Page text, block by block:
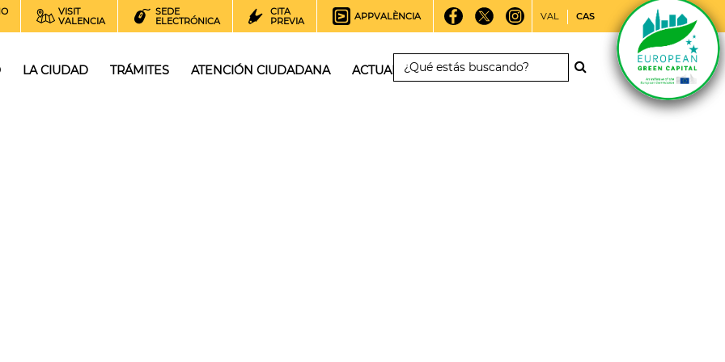
VISIT
VALENCIA
SEDE
ELECTRÓNICA
CITA
PREVIA
APPVALÈNCIA VAL CAS
LA CIUDAD TRÁMITES ATENCIÓN CIUDADANA ACTUALIDAD